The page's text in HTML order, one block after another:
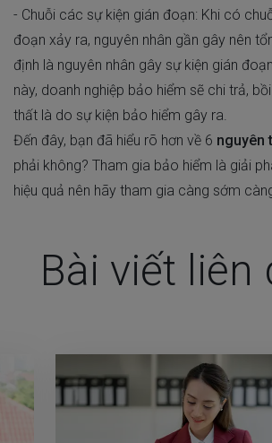
- Chuỗi các sự kiện gián đoạn: Khi có
đoạn xảy ra, nguyên nhân gần gây nên
định là nguyên nhân gây sự kiện gián
này, doanh nghiệp bảo hiểm sẽ chi trả,
thất là do sự kiện bảo hiểm gây ra.
Đến đây, bạn đã hiểu rõ hơn về 6 nguyên
phải không? Tham gia bảo hiểm là giải
hiệu quả nên hãy tham gia càng sớm
Bài viết liên